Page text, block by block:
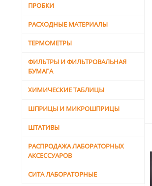
ПРОБКИ
РАСХОДНЫЕ МАТЕРИАЛЫ
ТЕРМОМЕТРЫ
ФИЛЬТРЫ И ФИЛЬТРОВАЛЬНАЯ
БУМАГА
ХИМИЧЕСКИЕ ТАБЛИЦЫ
ШПРИЦЫ И МИКРОШПРИЦЫ
ШТАТИВЫ
РАСПРОДАЖА ЛАБОРАТОРНЫХ
АКСЕССУАРОВ
СИТА ЛАБОРАТОРНЫЕ